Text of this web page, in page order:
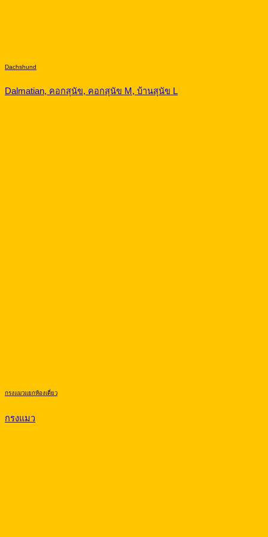
Dachshund
Dalmatian, คอกสุนัข, คอกสุนัข M, บ้านสุนัข L
กรงแมวแยกห้องเดี่ยว
กรงแมว